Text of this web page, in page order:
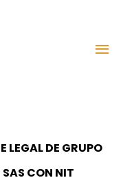
LEGAL DE GRUPO
CON NIT